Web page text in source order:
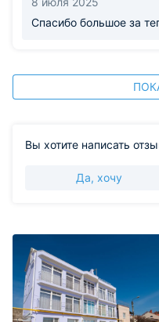
Спасибо большое за
Вы хотите написать
Да, хочу